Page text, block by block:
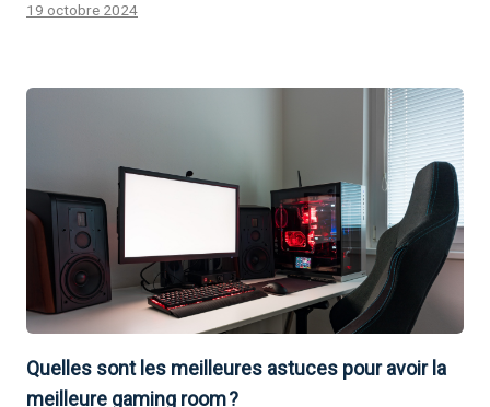
19 octobre 2024
Quelles sont les meilleures astuces pour avoir la
meilleure gaming room ?